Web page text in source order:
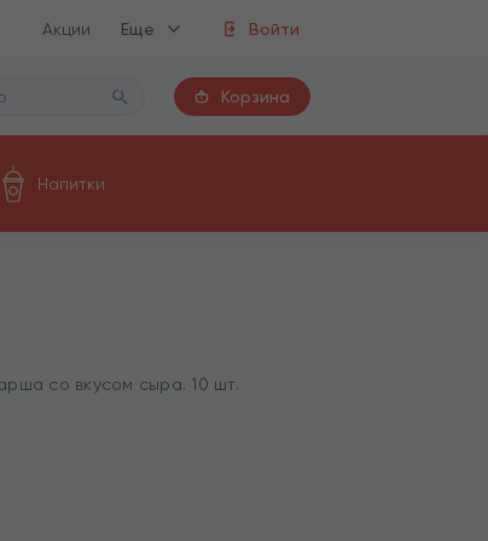
Акции Еще Войти
Корзина
Напитки
со вкусом сыра. 10 шт.